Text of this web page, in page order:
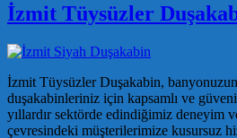
İzmit Tüysüzler
İzmit Tüysüzler Duşakabin,
duşakabinleriniz için kapsamlı ve
yıllardır sektörde edindiğimiz deneyim
çevresindeki müşterilerimize kusursuz